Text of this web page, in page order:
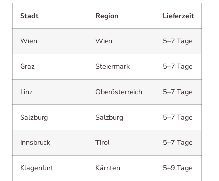
Stadt Region Lieferzeit
Wien Wien 5–7 Tage
Graz Steiermark 5–7 Tage
Linz Oberösterreich 5–7 Tage
Salzburg Salzburg 5–7 Tage
Innsbruck Tirol 5–7 Tage
Klagenfurt Kärnten 5–9 Tage